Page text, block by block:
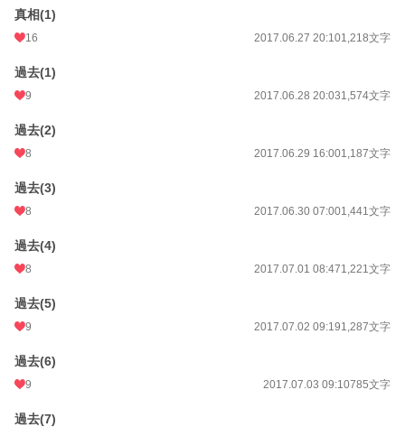
初回完結日時
累計ポイント
真相(1)
16 2017.06.27 20:101,218文字
過去(1)
9 2017.06.28 20:031,574文字
過去(2)
8 2017.06.29 16:001,187文字
過去(3)
8 2017.06.30 07:001,441文字
過去(4)
8 2017.07.01 08:471,221文字
過去(5)
9 2017.07.02 09:191,287文字
過去(6)
9 2017.07.03 09:10785文字
過去(7)